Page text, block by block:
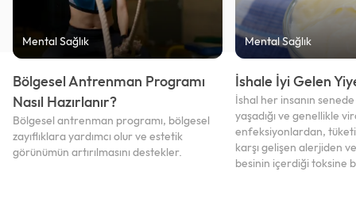
Mental Sağlık
Bölgesel Antrenman Programı
Nasıl Hazırlanır?
Bölgesel antrenman programı, bölgesel
zayıflıklara yardımcı olur ve estetik
görünümün artırılmasını destekler.
Mental Sağlık
İshale İyi Gelen
İshal her insanın
yaşadığı ve genellikle
enfeksiyonlardan,
karşı gelişen alerjiden
besinin içerdiği toksine